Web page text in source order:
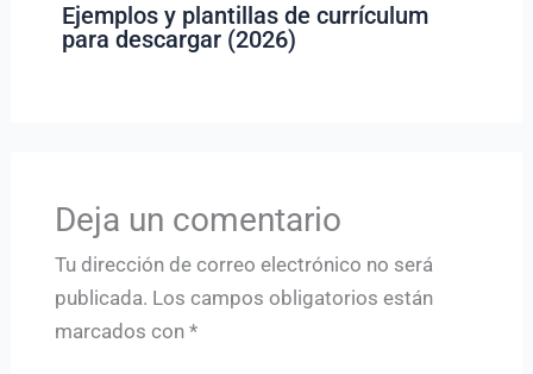
Ejemplos y plantillas de currículum
para descargar (2026)
Deja un comentario
Tu dirección de correo electrónico no será
publicada. Los campos obligatorios están
marcados con *